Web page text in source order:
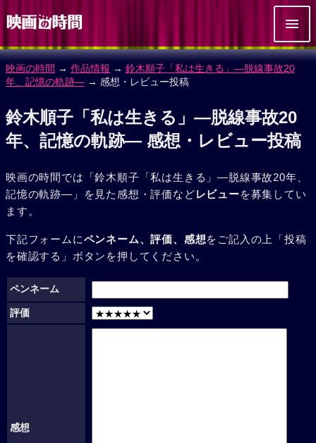
映画の時間 → 作品情報 → 鈴木順子「私は生きる」―脱線事故20
年、記憶の軌跡― → 感想・レビュー投稿
鈴木順子「私は生きる」―脱線事故20
年、記憶の軌跡― 感想・レビュー投稿
映画の時間では「鈴木順子「私は生きる」―脱線事故20年、
記憶の軌跡―」を見た感想・評価などレビューを募集してい
ます。
下記フォームにペンネーム、評価、感想をご記入の上「投稿
を確認する」ボタンを押してください。
ペンネーム
評価
感想